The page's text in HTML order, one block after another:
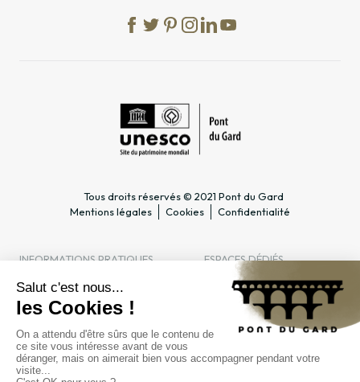
Tous droits réservés © 2021 Pont du Gard
Mentions légales
Cookies Confidentialité
INFORMATIONS PRATIQUES
Horaires
Accès
Tarifs & abonnements
Contact
FAQ
ESPACES DÉDIÉS
Professionnel du tourisme &
Groupe
Enseignant & Scolaire
Entreprise & CSE
L'ÉTABLISSEMENT PUBLIC